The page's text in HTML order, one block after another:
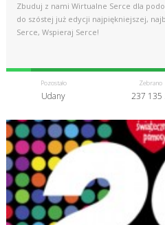
Zbuduj z nami Wirtualne Serce dla
do szóstej już edycji najpiękniejszej,
Serce, Wspieraj Serce!
Pozostało
Udany
Zebrano
237 135